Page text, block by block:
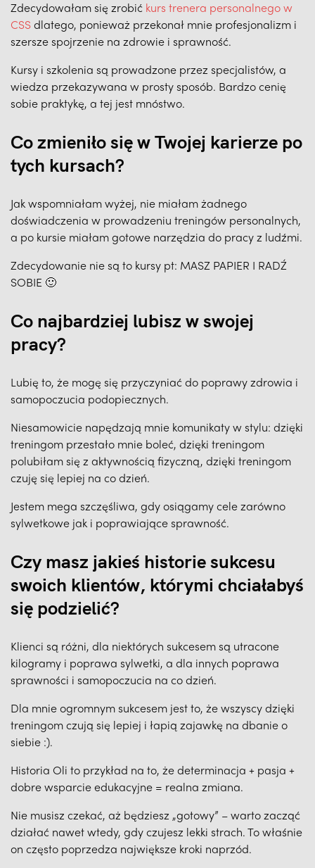
Zdecydowałam się zrobić kurs trenera personalnego w
CSSdlatego, ponieważ przekonał mnie profesjonalizm i
szersze spojrzenie na zdrowie i sprawność.
Kursy i szkolenia są prowadzone przez specjalistów, a
wiedza przekazywana w prosty sposób. Bardzo cenię
sobie praktykę, a tej jest mnóstwo.
Co zmieniło się w Twojej karierze po
tych kursach?
Jak wspomniałam wyżej, nie miałam żadnego
doświadczenia w prowadzeniu treningów personalnych,
a po kursie miałam gotowe narzędzia do pracy z ludźmi.
Zdecydowanie nie są to kursy pt: MASZ PAPIER I RADŹ
SOBIE 🙂
Co najbardziej lubisz w swojej
pracy?
Lubię to, że mogę się przyczyniać do poprawy zdrowia i
samopoczucia podopiecznych.
Niesamowicie napędzają mnie komunikaty w stylu: dzięki
treningom przestało mnie boleć, dzięki treningom
polubiłam się z aktywnością fizyczną, dzięki treningom
czuję się lepiej na co dzień.
Jestem mega szczęśliwa, gdy osiągamy cele zarówno
sylwetkowe jak i poprawiające sprawność.
Czy masz jakieś historie sukcesu
swoich klientów, którymi chciałabyś
się podzielić?
Klienci są różni, dla niektórych sukcesem są utracone
kilogramy i poprawa sylwetki, a dla innych poprawa
sprawności i samopoczucia na co dzień.
Dla mnie ogromnym sukcesem jest to, że wszyscy dzięki
treningom czują się lepiej i łapią zajawkę na dbanie o
siebie :).
Historia Oli to przykład na to, że determinacja + pasja +
dobre wsparcie edukacyjne = realna zmiana.
Nie musisz czekać, aż będziesz „gotowy” – warto zacząć
działać nawet wtedy, gdy czujesz lekki strach. To właśnie
on często poprzedza największe kroki naprzód.